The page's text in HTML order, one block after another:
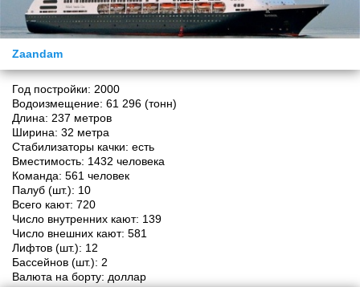
Zaandam
Год постройки: 2000
Водоизмещение: 61 296 (тонн)
Длина: 237 метров
Ширина: 32 метра
Стабилизаторы качки: есть
Вместимость: 1432 человека
Команда: 561 человек
Палуб (шт.): 10
Всего кают: 720
Число внутренних кают: 139
Число внешних кают: 581
Лифтов (шт.): 12
Бассейнов (шт.): 2
Валюта на борту: доллар